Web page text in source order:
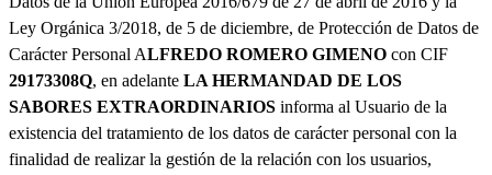
Ley Orgánica 3/2018, de 5 de diciembre, de Protección de Datos de
Carácter Personal ALFREDO ROMERO GIMENO con CIF
29173308Q, en adelante LA HERMANDAD DE LOS
SABORES EXTRAORDINARIOS informa al Usuario de la
existencia del tratamiento de los datos de carácter personal con la
finalidad de realizar la gestión de la relación con los usuarios,